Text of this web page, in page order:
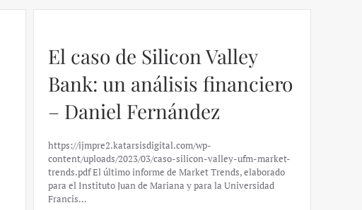
El caso de Silicon Valley
Bank: un análisis financiero
– Daniel Fernández
https://ijmpre2.katarsisdigital.com/wp-
content/uploads/2023/03/caso-silicon-valley-ufm-market-
trends.pdf El último informe de Market Trends, elaborado
para el Instituto Juan de Mariana y para la Universidad
Francis…